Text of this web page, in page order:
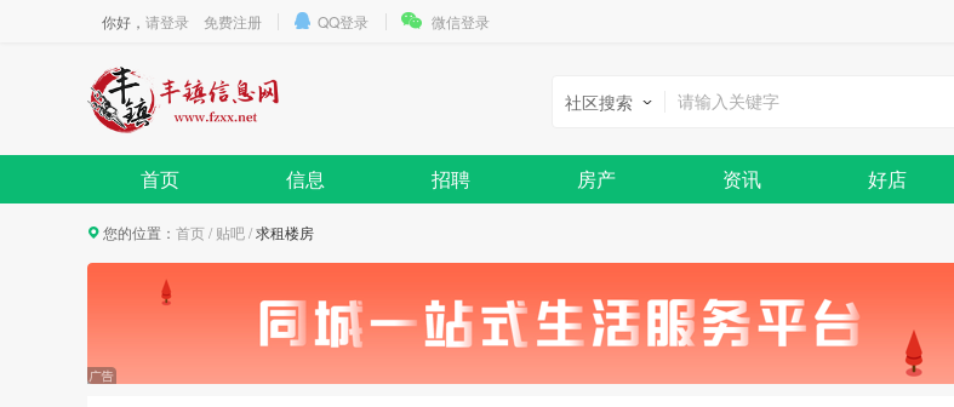
你好， 请登录 免费注册 QQ登录 微信登录
社区搜索
首页 信息 招聘 房产 资讯 好店
您的位置： 首页/ 贴吧/求租楼房